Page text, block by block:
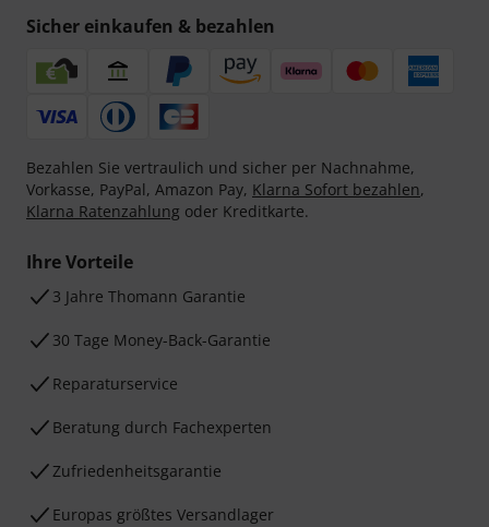
Sicher einkaufen & bezahlen
Bezahlen Sie vertraulich und sicher per Nachnahme,
Vorkasse, PayPal, Amazon Pay, Klarna Sofort bezahlen,
Klarna Ratenzahlung oder Kreditkarte.
Ihre Vorteile
3 Jahre Thomann Garantie
30 Tage Money-Back-Garantie
Reparaturservice
Beratung durch Fachexperten
Zufriedenheitsgarantie
Europas größtes Versandlager